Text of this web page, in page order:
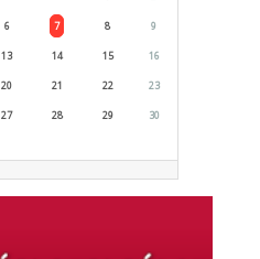
6 7 8 9
13 14 15 16
20 21 22 23
27 28 29 30